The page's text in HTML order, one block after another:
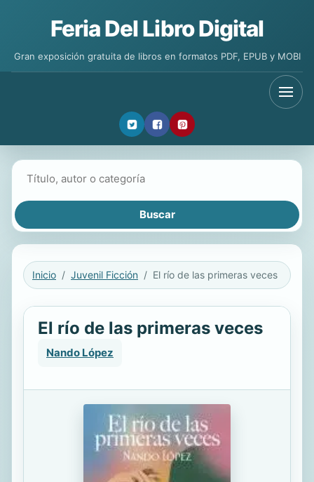
Feria Del Libro Digital
Gran exposición gratuita de libros en formatos PDF, EPUB y MOBI
Inicio Juvenil Ficción El río de las primeras veces
El río de las primeras veces
Nando López